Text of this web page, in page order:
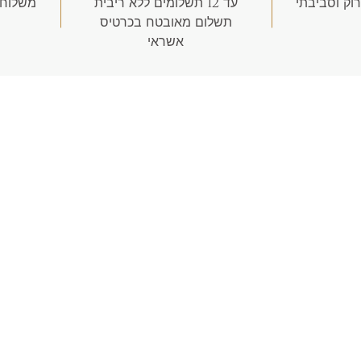
תשלום מאובטח בכרטיס
אשראי